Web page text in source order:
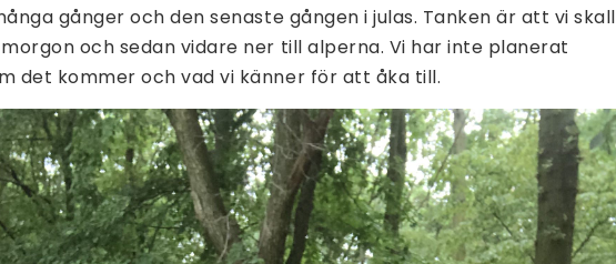
gånger och den senaste gången i julas. Tanken är att vi skall
och sedan vidare ner till alperna. Vi har inte planerat
det kommer och vad vi känner för att åka till.